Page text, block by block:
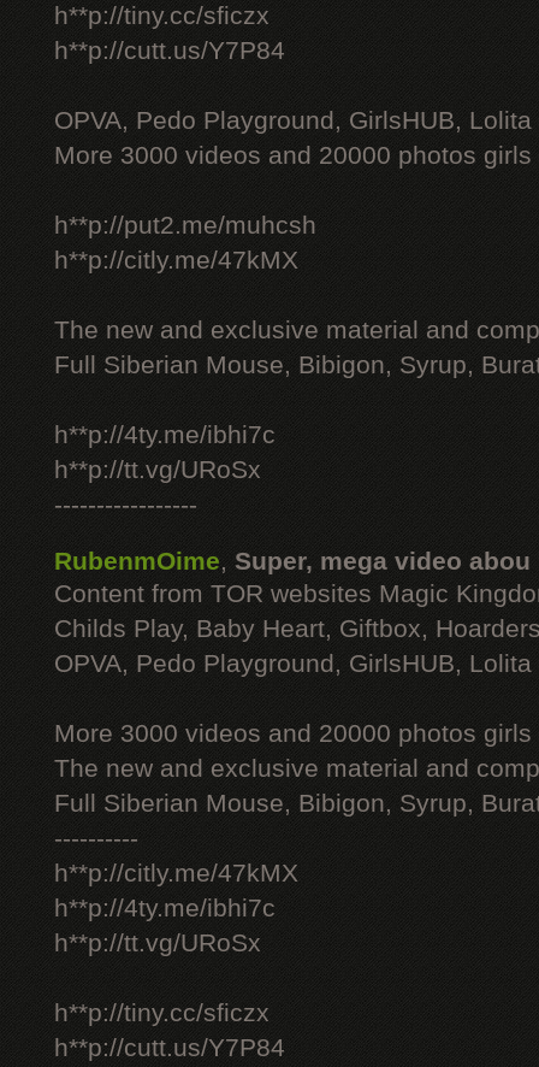
h**p://tiny.cc/sficzx
h**p://cutt.us/Y7P84
OPVA, Pedo Playground, GirlsHUB, Lolita
More 3000 videos and 20000 photos
h**p://put2.me/muhcsh
h**p://citly.me/47kMX
The new and exclusive material and
Full Siberian Mouse, Bibigon, Syrup,
h**p://4ty.me/ibhi7c
h**p://tt.vg/URoSx
-----------------
RubenmOime, Super, mega video abou
Content from TOR websites Magic
Childs Play, Baby Heart, Giftbox,
OPVA, Pedo Playground, GirlsHUB, Lolita
More 3000 videos and 20000 photos
The new and exclusive material and
Full Siberian Mouse, Bibigon, Syrup,
----------
h**p://citly.me/47kMX
h**p://4ty.me/ibhi7c
h**p://tt.vg/URoSx
h**p://tiny.cc/sficzx
h**p://cutt.us/Y7P84